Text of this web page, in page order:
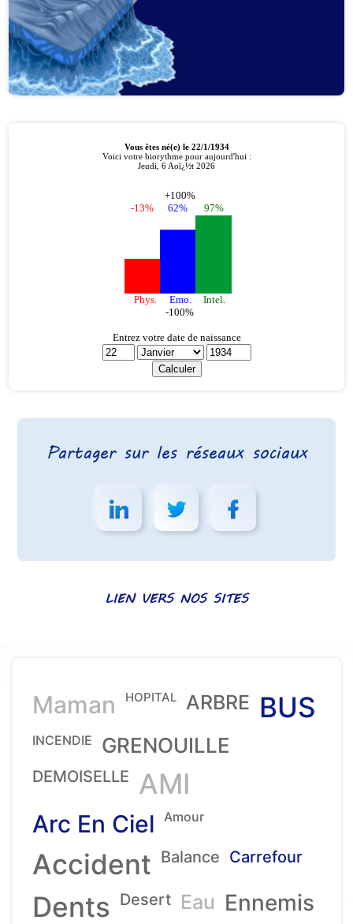
Partager sur les réseaux sociaux
LIEN VERS NOS SITES
Maman HOPITAL ARBRE BUS
INCENDIE GRENOUILLE
DEMOISELLE AMI
Arc En Ciel Amour
Accident Balance Carrefour
Dents Desert Eau Ennemis